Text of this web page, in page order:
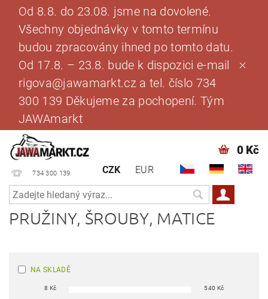
Od 8.8. do 23.08. jsme na dovolené.
Všechny objednávky v tomto termínu
budou zpracovány ihned po tomto datu.
Od 17.8. – 23.8. bude k dispozici e-mail
rigova@jawamarkt.cz a tel. číslo 734
300 139 Děkujeme za pochopení. Tým
JAWAmarkt
734 300 139 CZK EUR
0 Kč
PRUŽINY, ŠROUBY, MATICE
NA SKLADĚ
8 Kč 540 Kč